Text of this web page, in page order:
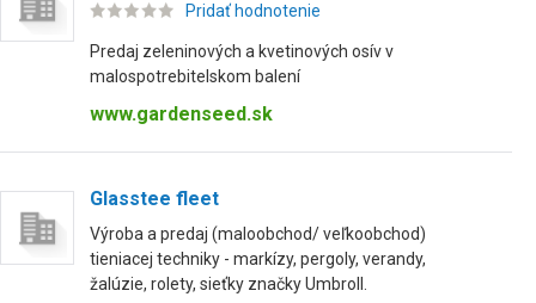
Pridať hodnotenie
Predaj zeleninových a kvetinových osív v
malospotrebitelskom balení
www.gardenseed.sk
Glasstee fleet
Výroba a predaj (maloobchod/ veľkoobchod)
tieniacej techniky - markízy, pergoly, verandy,
žalúzie, rolety, sieťky značky Umbroll.